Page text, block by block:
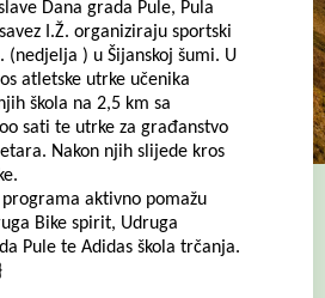
Dana grada Pule, Pula
I.Ž. organiziraju sportski
(nedjelja ) u Šijanskoj šumi. U
atletske utrke učenika
škola na 2,5 km sa
sati te utrke za građanstvo
Nakon njih slijede kros
aktivno pomažu
Bike spirit, Udruga
Pule te Adidas škola trčanja.